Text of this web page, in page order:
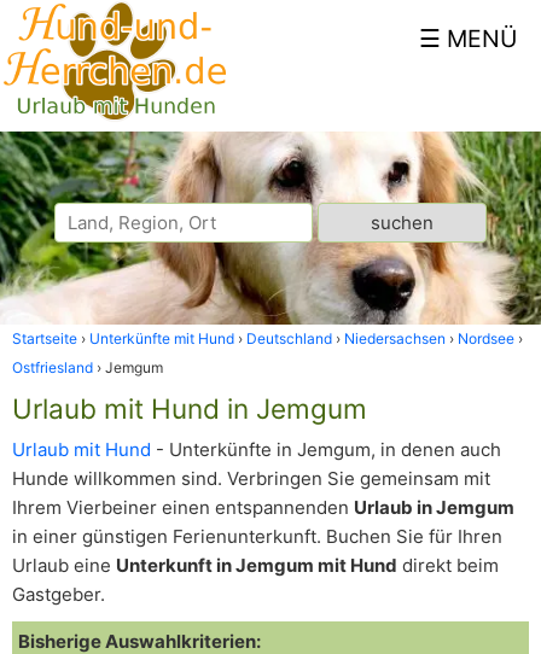
Startseite Unterkünfte mit Hund Deutschland Niedersachsen
Nordsee
Ostfriesland
Jemgum
Urlaub mit Hund in Jemgum
Urlaub mit Hund - Unterkünfte in Jemgum, in denen auch
Hunde willkommen sind. Verbringen Sie gemeinsam mit
Ihrem Vierbeiner einen entspannenden Urlaub in Jemgum
in einer günstigen Ferienunterkunft. Buchen Sie für Ihren
Urlaub eine Unterkunft in Jemgum mit Hund direkt beim
Gastgeber.
Bisherige Auswahlkriterien: